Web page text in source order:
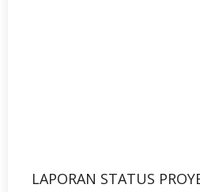
LAPORAN STATUS